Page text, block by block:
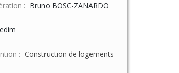
: Bruno BOSC-ZANARDO
: Construction de logements